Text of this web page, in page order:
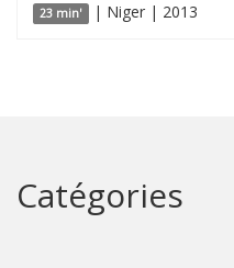
23 min' | Niger | 2013
Catégories